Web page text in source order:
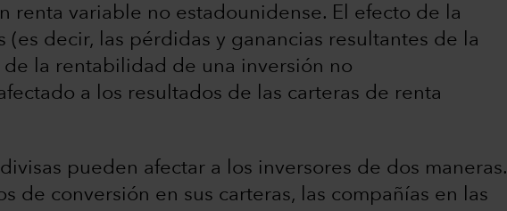
renta variable no estadounidense. El efecto de la
(es decir, las pérdidas y ganancias resultantes de la
de la rentabilidad de una inversión no
a los resultados de las carteras de renta
pueden afectar a los inversores de dos maneras.
de conversión en sus carteras, las compañías en las